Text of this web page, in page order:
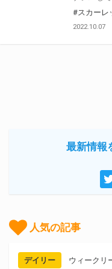
#スカーレ
2022.10.07
最新情報
人気の記事
デイリー ウィークリ